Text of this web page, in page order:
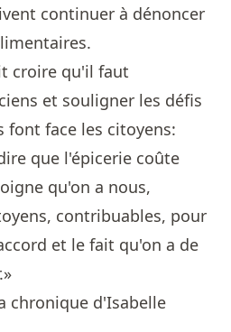
continuer à dénoncer
croire qu'il faut
et souligner les défis
font face les citoyens:
que l'épicerie coûte
qu'on a nous,
contribuables, pour
et le fait qu'on a de
chronique d'Isabelle